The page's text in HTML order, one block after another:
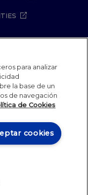
de seguridad
Canal Compliance
para analizar
la base de un
de navegación
de Cookies
cookies